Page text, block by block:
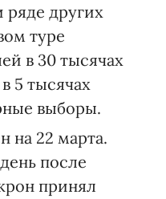
ряде других
туре
в 30 тысячах
5 тысячах
выборы.
на 22 марта.
после
принял